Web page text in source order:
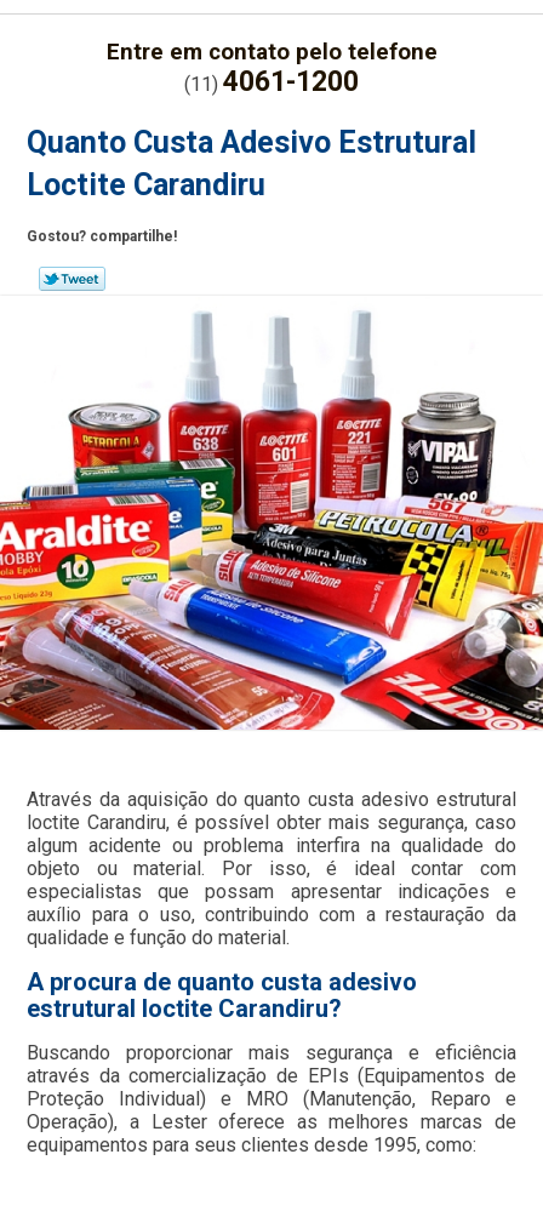
Entre em contato pelo telefone
(11) 4061-1200
Quanto Custa Adesivo Estrutural
Loctite Carandiru
Gostou? compartilhe!
Através da aquisição do quanto custa adesivo estrutural
loctite Carandiru, é possível obter mais segurança, caso
algum acidente ou problema interfira na qualidade do
objeto ou material. Por isso, é ideal contar com
especialistas que possam apresentar indicações e
auxílio para o uso, contribuindo com a restauração da
qualidade e função do material.
A procura de quanto custa adesivo
estrutural loctite Carandiru?
Buscando proporcionar mais segurança e eficiência
através da comercialização de EPIs (Equipamentos de
Proteção Individual) e MRO (Manutenção, Reparo e
Operação), a Lester oferece as melhores marcas de
equipamentos para seus clientes desde 1995, como: